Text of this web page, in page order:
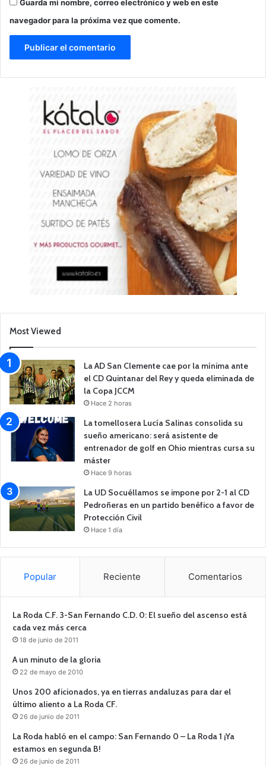
Guarda mi nombre, correo electrónico y web en este
navegador para la próxima vez que comente.
Most Viewed
La AD San Clemente cae por la mínima ante
el CD Quintanar del Rey y queda eliminada de
la Copa JCCM
Hace 2 horas
La tomellosera Lucía Salinas consolida su
sueño americano: será asistente de
entrenador de golf en Ohio mientras cursa su
máster
Hace 9 horas
La UD Socuéllamos se impone por 2-1 al CD
Pedroñeras en un partido benéfico a favor de
Protección Civil
Hace 1 día
Popular Reciente Comentarios
La Roda C.F. 3-San Fernando C.D. 0: El sueño del ascenso está
cada vez más cerca
18 de junio de 2011
A un minuto de la gloria
22 de mayo de 2010
Unos 200 aficionados, ya en tierras andaluzas para dar el
último aliento a La Roda CF.
26 de junio de 2011
La Roda habló en el campo: San Fernando 0 – La Roda 1 ¡Ya
estamos en segunda B!
26 de junio de 2011